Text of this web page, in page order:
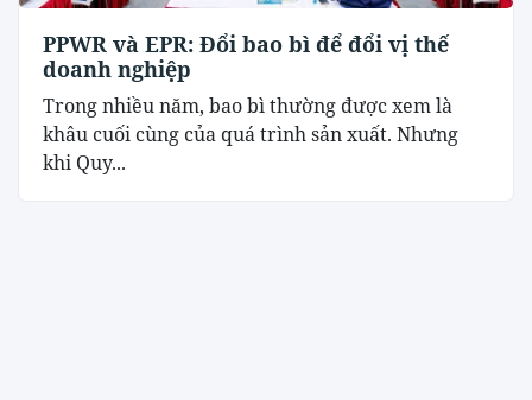
PPWR và EPR: Đổi bao bì để đổi vị thế
doanh nghiệp
Trong nhiều năm, bao bì thường được xem là
khâu cuối cùng của quá trình sản xuất. Nhưng
khi Quy...